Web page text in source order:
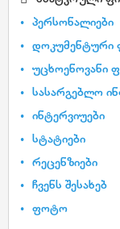
პერსონალიები
დოკუმენტური
უცხოენოვანი
სასარგებლო
ინტერვიუები
სტატიები
რეცენზიები
ჩვენს შესახებ
ფოტო